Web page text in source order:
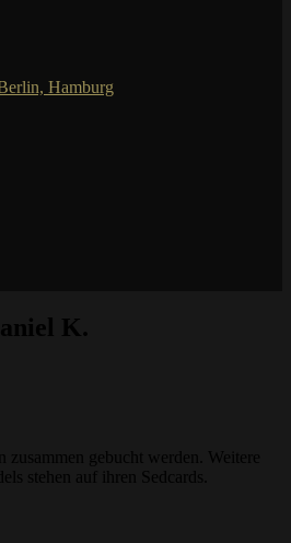
K.
zusammen gebucht werden. Weitere
stehen auf ihren Sedcards.